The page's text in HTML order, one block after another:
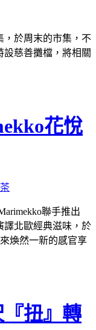
，於周末的市集，不
慈善攤檔，將相關
花悅
聯手推出
譯北歐經典滋味，於
煥然一新的感官享
『扭』轉